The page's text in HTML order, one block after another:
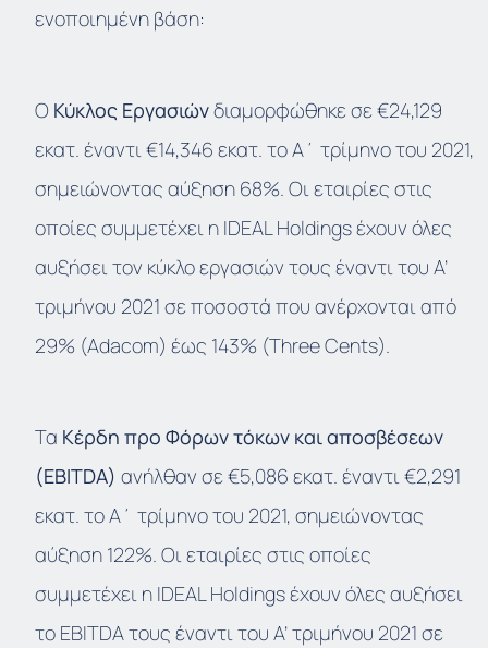
ενοποιημένη βάση:
Ο Κύκλος Εργασιώνδιαμορφώθηκε σε €24,129
εκατ. έναντι €14,346 εκατ. το Α΄ τρίμηνο του 2021,
σημειώνοντας αύξηση 68%. Οι εταιρίες στις
οποίες συμμετέχει η IDEAL Holdings έχουν όλες
αυξήσει τον κύκλο εργασιών τους έναντι του Α’
τριμήνου 2021 σε ποσοστά που ανέρχονται από
29% (Adacom) έως 143% (Three Cents).
Τα Κέρδη προ Φόρων τόκων και αποσβέσεων
(EBITDA) ανήλθαν σε €5,086 εκατ. έναντι €2,291
εκατ. το Α΄ τρίμηνο του 2021, σημειώνοντας
αύξηση 122%. Οι εταιρίες στις οποίες
συμμετέχει η IDEAL Holdings έχουν όλες αυξήσει
το EBITDA τους έναντι του Α’ τριμήνου 2021 σε